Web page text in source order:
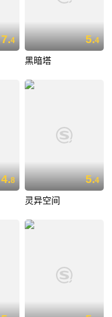
7.4 5.4
黑暗塔
4.8 5.4
灵异空间